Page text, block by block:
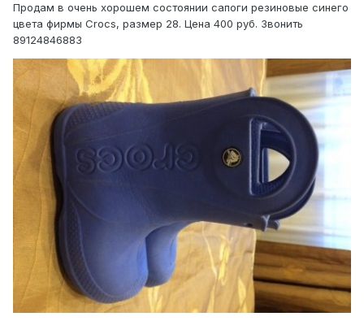
Продам в очень хорошем состоянии сапоги резиновые синего
цвета фирмы Crocs, размер 28. Цена 400 руб. Звонить
89124846883